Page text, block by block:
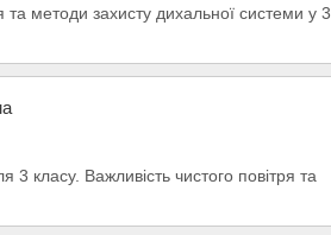
та методи захисту дихальної системи у 3
класу. Важливість чистого повітря та